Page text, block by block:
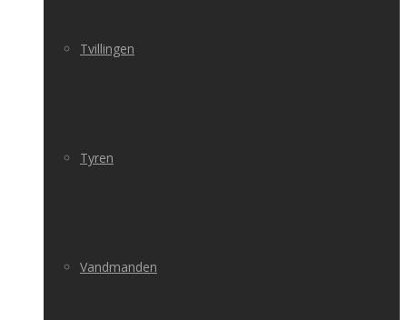
Tvillingen
Tyren
Vandmanden